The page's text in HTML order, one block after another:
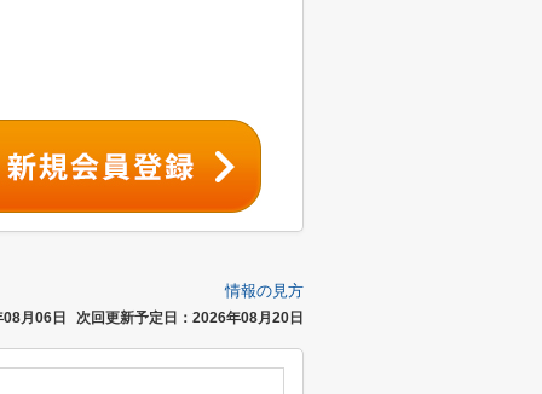
情報の見方
月06日 次回更新予定日：2026年08月20日